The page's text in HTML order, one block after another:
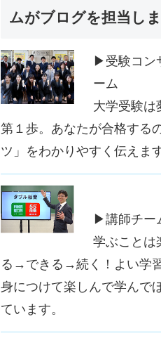
ムがブログを担当し
▶受験コン
ーム
大学受験は
第１歩。あなたが合格する
ツ」をわかりやすく伝えます
▶講師チー
学ぶことは
る→できる→続く！よい学
身につけて楽しんで学んで
ています。